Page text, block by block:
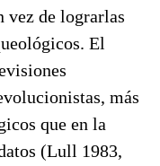
vez de lograrlas
El
más
que en la
(Lull 1983,